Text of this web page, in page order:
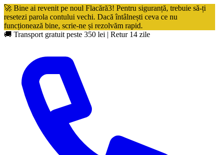
🚀 Bine ai revenit pe noul Flacără3! Pentru siguranță, trebuie să-ți
resetezi parola contului vechi. Dacă întâlnești ceva ce nu
funcționează bine, scrie-ne și rezolvăm rapid.
🚚 Transport gratuit peste 350 lei | Retur 14 zile